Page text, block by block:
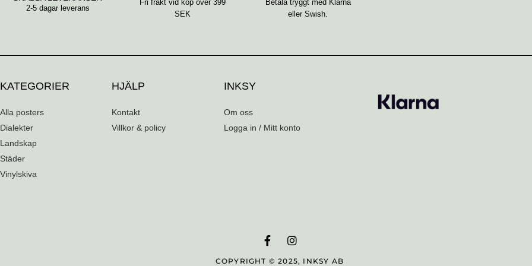
2-5 dagar leverans
Fri frakt vid köp över 399
SEK
Betala tryggt med Klarna
eller Swish.
KATEGORIER
Alla posters
Dialekter
Landskap
Städer
Vinylskiva
HJÄLP
Kontakt
Villkor & policy
INKSY
Om oss
Logga in / Mitt konto
F
a
c
I
s
COPYRIGHT © 2025, INKSY AB